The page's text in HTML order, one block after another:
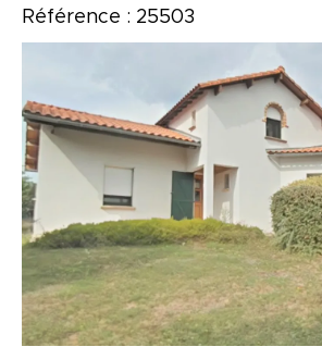
Référence : 25503